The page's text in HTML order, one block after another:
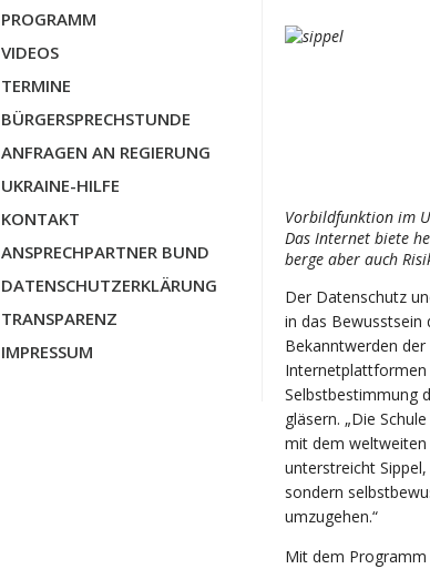
PROGRAMM
VIDEOS
TERMINE
BÜRGERSPRECHSTUNDE
ANFRAGEN AN REGIERUNG
UKRAINE-HILFE
KONTAKT
ANSPRECHPARTNER BUND
DATENSCHUTZERKLÄRUNG
TRANSPARENZ
IMPRESSUM
Vorbildfunktion im
Das Internet biete
berge aber auch
Der Datenschutz
in das
Bekanntwerden
Internetplattformen
Selbstbestimmung
gläsern. „Die
mit dem weltweiten
unterstreicht
sondern
umzugehen.“
Mit dem Programm